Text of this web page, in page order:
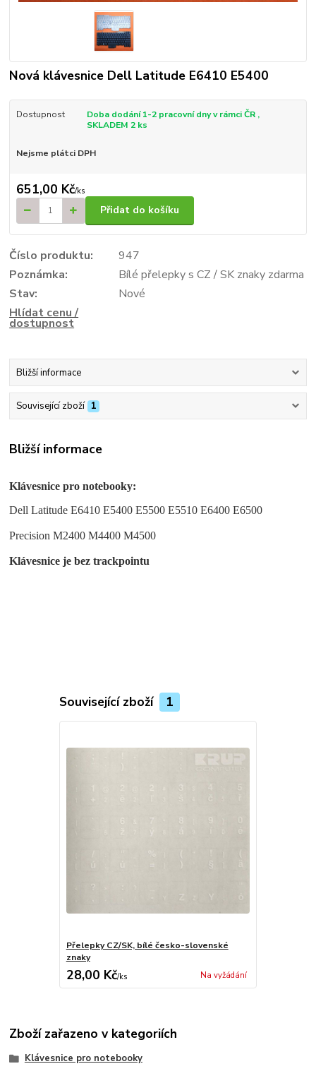
Nová klávesnice Dell Latitude E6410 E5400
Dostupnost
Doba dodání 1-2 pracovní dny v rámci ČR ,
SKLADEM 2 ks
Nejsme plátci DPH
651,00 Kč/ks
Přidat do košíku
Číslo produktu:
947
Poznámka:
Bílé přelepky s CZ / SK znaky zdarma
Stav:
Nové
Hlídat cenu /
dostupnost
Bližší informace
Související zboží 1
Bližší informace
Klávesnice pro notebooky:
Dell Latitude E6410 E5400 E5500 E5510 E6400 E6500
Precision M2400 M4400 M4500
Klávesnice je bez trackpointu
Související zboží 1
Přelepky CZ/SK, bílé česko-slovenské
znaky
28,00 Kč/ks Na vyžádání
Zboží zařazeno v kategoriích
Klávesnice pro notebooky